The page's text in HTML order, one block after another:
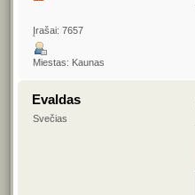
Įrašai: 7657
Miestas: Kaunas
Evaldas
Svečias